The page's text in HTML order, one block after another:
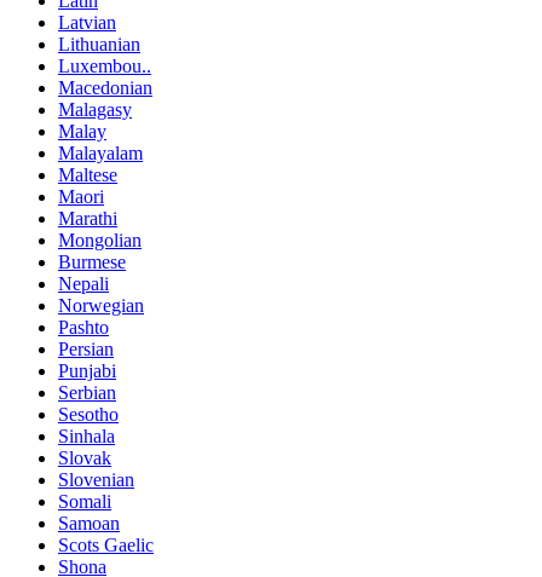
Latvian
Lithuanian
Luxembou..
Macedonian
Malagasy
Malay
Malayalam
Maltese
Maori
Marathi
Mongolian
Burmese
Nepali
Norwegian
Pashto
Persian
Punjabi
Serbian
Sesotho
Sinhala
Slovak
Slovenian
Somali
Samoan
Scots Gaelic
Shona